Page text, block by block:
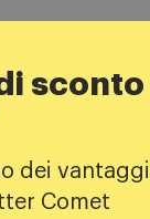
dei
Comet